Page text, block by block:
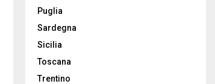
Puglia
Sardegna
Sicilia
Toscana
Trentino